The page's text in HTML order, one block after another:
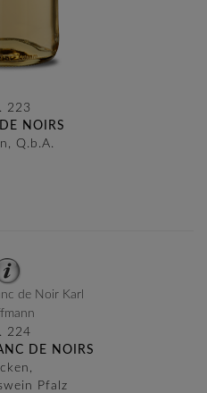
223
NOIRS
Q.b.A.
224
DE NOIRS
Pfalz